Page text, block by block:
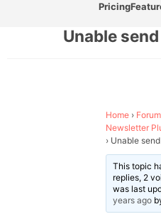
Pricing
Unable
Home ›
Newsletter
› Unable
This topic
replies, 2
was last
years ago